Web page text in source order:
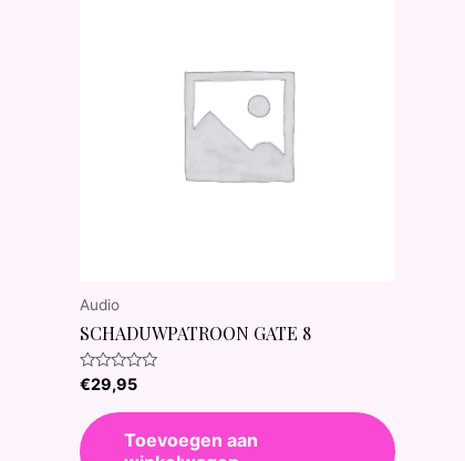
Audio
SCHADUWPATROON GATE 8
Waardering
0
5
€29,95
Toevoegen aan